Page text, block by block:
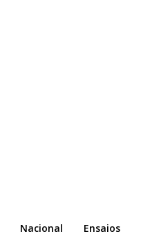
Nacional Ensaios